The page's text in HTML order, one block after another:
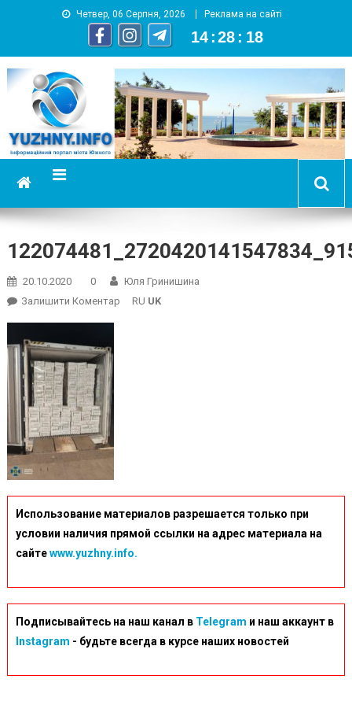
Четвер, 06 Серпня, 2026 Реклама на сайті
14 :28 : 18
YUZHNY.INFO
информационный портал города Южный
20.10.2020 0
Юля Гринишина
Залишити КоментарOn RU UK
Использование материалов разрешается только при
условии наличия прямой ссылки на адрес материала на
сайтеwww.yuzhny.info.
Подписывайтесь на наш канал в Telegram и наш аккаунт в
Instagram - будьте всегда в курсе наших новостей